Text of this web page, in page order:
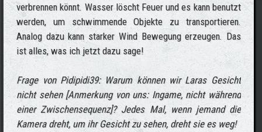
verbrennen könnt. Wasser löscht Feuer und es kann benutzt
werden, um schwimmende Objekte zu transportieren.
Analog dazu kann starker Wind Bewegung erzeugen. Das
ist alles, was ich jetzt dazu sage!
Frage von Pidipidi39: Warum können wir Laras Gesicht
nicht sehen [Anmerkung von uns: Ingame, nicht während
einer Zwischensequenz]? Jedes Mal, wenn jemand die
Kamera dreht, um ihr Gesicht zu sehen, dreht sie es weg!